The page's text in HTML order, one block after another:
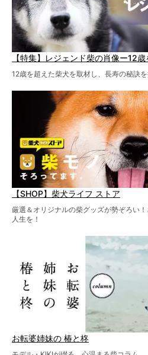
【特集】レジェンド柴の肖像ー12
12歳を超えた柴犬を取材し、長寿の秘訣を
【SHOP】柴犬ライフ ストア
厳選＆オリジナルの柴グッズが勢ぞろい
人生を！
お転婆姉妹の 椿と柊